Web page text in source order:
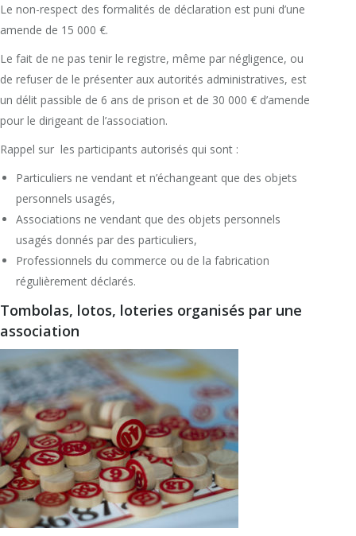
Le non-respect des formalités de déclaration est puni d’une
amende de 15 000 €.
Le fait de ne pas tenir le registre, même par négligence, ou
de refuser de le présenter aux autorités administratives, est
un délit passible de 6 ans de prison et de 30 000 € d’amende
pour le dirigeant de l’association.
Rappel sur les participants autorisés qui sont :
Particuliers ne vendant et n’échangeant que des objets
personnels usagés,
Associations ne vendant que des objets personnels
usagés donnés par des particuliers,
Professionnels du commerce ou de la fabrication
régulièrement déclarés.
Tombolas, lotos, loteries organisés par une
association